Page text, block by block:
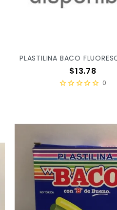
Precio
$13.78
0